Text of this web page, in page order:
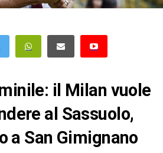
il Milan vuole
al Sassuolo,
a San Gimignano